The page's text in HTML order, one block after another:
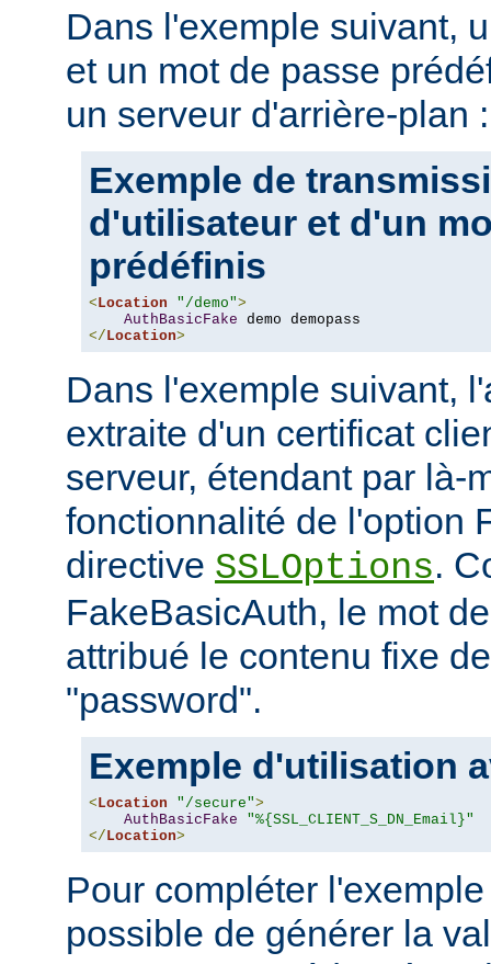
Dans l'exemple suivant,
et un mot de passe
un serveur d'arrière-plan :
Exemple de
d'utilisateur et d'un
prédéfinis
<Location "/demo">
AuthBasicFake
</Location>
Dans l'exemple suivant,
extraite d'un certificat
serveur, étendant par là-
fonctionnalité de l'option
directive SSLOptions.
FakeBasicAuth, le mot
attribué le contenu fixe
"password".
Exemple d'utilisation
<Location "/secure">
AuthBasicFake
"%{SSL_CLIENT_S_DN_Email}"
</Location>
Pour compléter
possible de générer la